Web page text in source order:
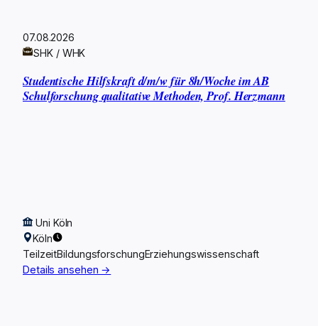
07.08.2026
SHK / WHK
Studentische Hilfskraft d/m/w für 8h/Woche im AB
Schulforschung qualitative Methoden, Prof. Herzmann
Uni Köln
Köln
TeilzeitBildungsforschungErziehungswissenschaft
Details ansehen →